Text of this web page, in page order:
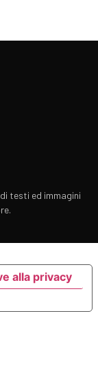
testi ed immagini
alla privacy